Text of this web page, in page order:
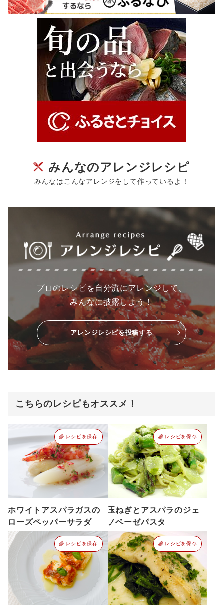
みんなのアレンジレシピ
みんなはこんなアレンジをして作っているよ！
プロのレシピを自分流にアレンジして、
みんなに披露しよう！
アレンジレシピを投稿する
こちらのレシピもオススメ！
レシピを保存
ホワイトアスパラガスの
ローズペッパーサラダ
レシピを保存
玉ねぎとアスパラのジェ
ノベーゼパスタ
レシピを保存 レシピを保存